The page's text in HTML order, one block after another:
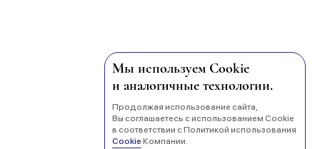
Мы используем Cookie
и аналогичные технологии.
Продолжая использование сайта,
Вы соглашаетесь с использованием Cookie
в соответствии с Политикой использования
Cookie Компании.